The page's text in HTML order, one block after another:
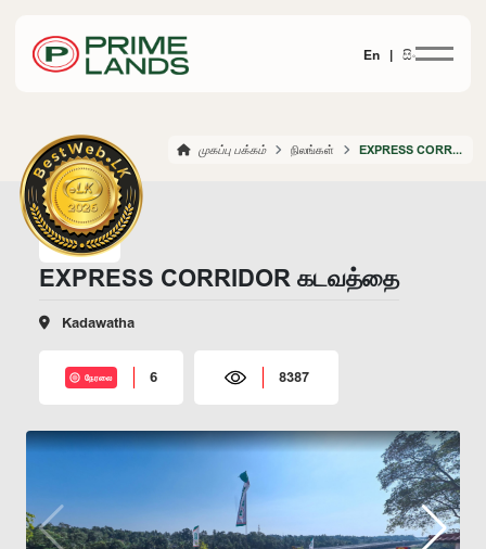
En | සිං
முகப்பு பக்கம் நிலங்கள் EXPRESS CORRIDOR KADAWATHA
EXPRESS CORRIDOR கடவத்தை
Kadawatha
நேரலை 6 8387